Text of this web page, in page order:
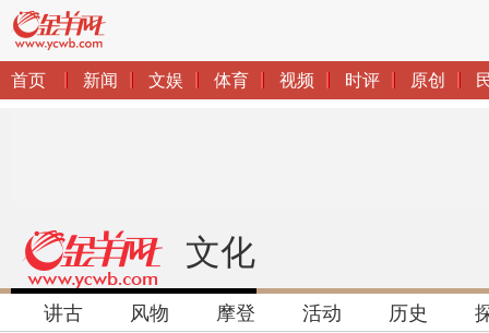
文化
讲古 风物 摩登 活动 历史